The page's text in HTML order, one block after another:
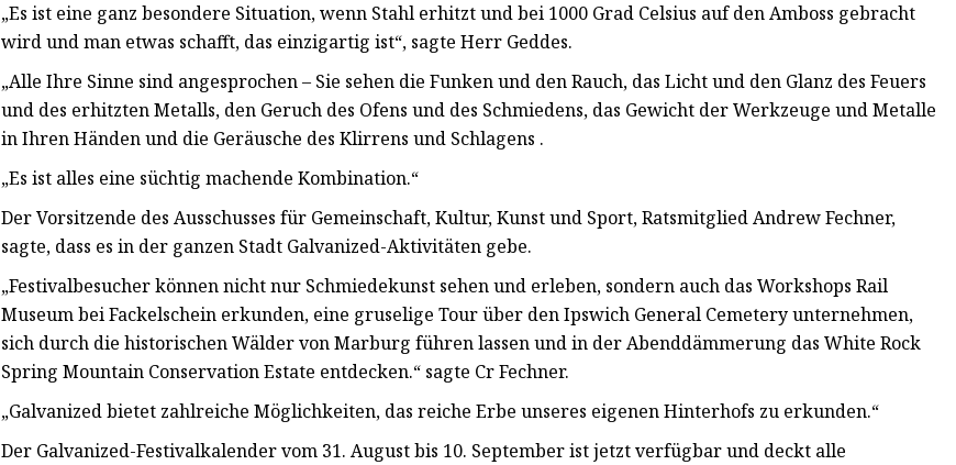
„Es ist eine ganz besondere Situation, wenn Stahl erhitzt und bei 1000 Grad Celsius auf den Amboss gebracht
wird und man etwas schafft, das einzigartig ist“, sagte Herr Geddes.
„Alle Ihre Sinne sind angesprochen – Sie sehen die Funken und den Rauch, das Licht und den Glanz des Feuers
und des erhitzten Metalls, den Geruch des Ofens und des Schmiedens, das Gewicht der Werkzeuge und Metalle
in Ihren Händen und die Geräusche des Klirrens und Schlagens .
„Es ist alles eine süchtig machende Kombination.“
Der Vorsitzende des Ausschusses für Gemeinschaft, Kultur, Kunst und Sport, Ratsmitglied Andrew Fechner,
sagte, dass es in der ganzen Stadt Galvanized-Aktivitäten gebe.
„Festivalbesucher können nicht nur Schmiedekunst sehen und erleben, sondern auch das Workshops Rail
Museum bei Fackelschein erkunden, eine gruselige Tour über den Ipswich General Cemetery unternehmen,
sich durch die historischen Wälder von Marburg führen lassen und in der Abenddämmerung das White Rock
Spring Mountain Conservation Estate entdecken.“ sagte Cr Fechner.
„Galvanized bietet zahlreiche Möglichkeiten, das reiche Erbe unseres eigenen Hinterhofs zu erkunden.“
Der Galvanized-Festivalkalender vom 31. August bis 10. September ist jetzt verfügbar und deckt alle